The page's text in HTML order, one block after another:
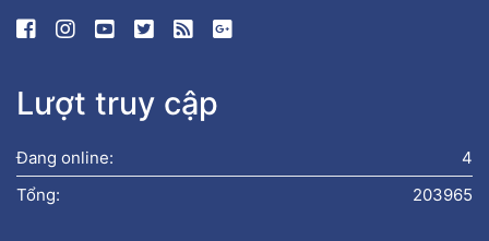
Lượt truy cập
4
Đang online:
203965
Tổng: